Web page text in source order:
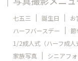
七五三 誕生日 お
ハーフバースデー
節
1/2成人式（ハーフ成人
家族写真
シニアフ